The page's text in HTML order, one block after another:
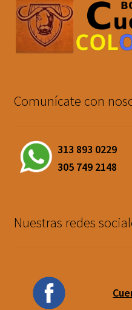
Comunícate con
313 893 0229
305 749 2148
Nuestras redes